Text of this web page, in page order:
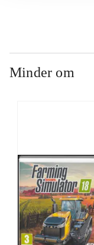
Minder om